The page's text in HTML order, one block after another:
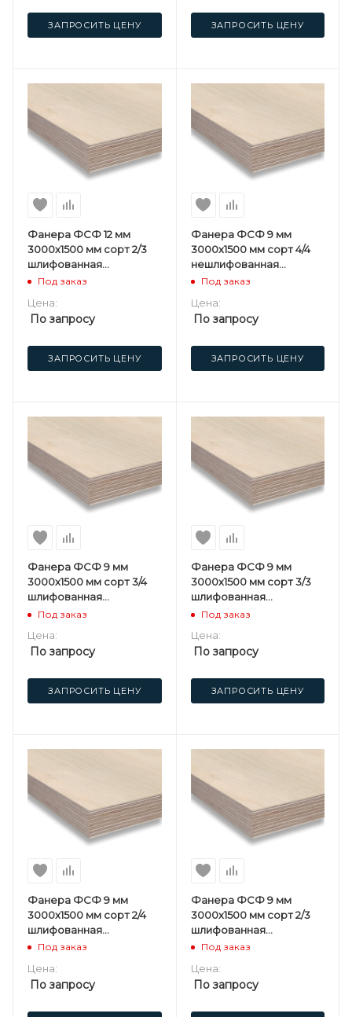
ЗАПРОСИТЬ ЦЕНУ ЗАПРОСИТЬ ЦЕНУ
Фанера ФСФ 12 мм
3000х1500 мм сорт 2/3
шлифованная
березовая
Под заказ
Цена:
По запросу
ЗАПРОСИТЬ ЦЕНУ
Фанера ФСФ 9 мм
3000х1500 мм сорт 4/4
нешлифованная
березовая
Под заказ
Цена:
По запросу
ЗАПРОСИТЬ ЦЕНУ
Фанера ФСФ 9 мм
3000х1500 мм сорт 3/4
шлифованная
березовая
Под заказ
Цена:
По запросу
ЗАПРОСИТЬ ЦЕНУ
Фанера ФСФ 9 мм
3000х1500 мм сорт 3/3
шлифованная
березовая
Под заказ
Цена:
По запросу
ЗАПРОСИТЬ ЦЕНУ
Фанера ФСФ 9 мм
3000х1500 мм сорт 2/4
шлифованная
березовая
Под заказ
Цена:
По запросу
Фанера ФСФ 9 мм
3000х1500 мм сорт 2/3
шлифованная
березовая
Под заказ
Цена:
По запросу